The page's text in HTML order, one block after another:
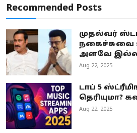
Recommended Posts
முதல்வர்
நகைச்சுவை
அளவே
Aug 22, 2025
டாப் 5
தெரியுமா?
Aug 22, 2025